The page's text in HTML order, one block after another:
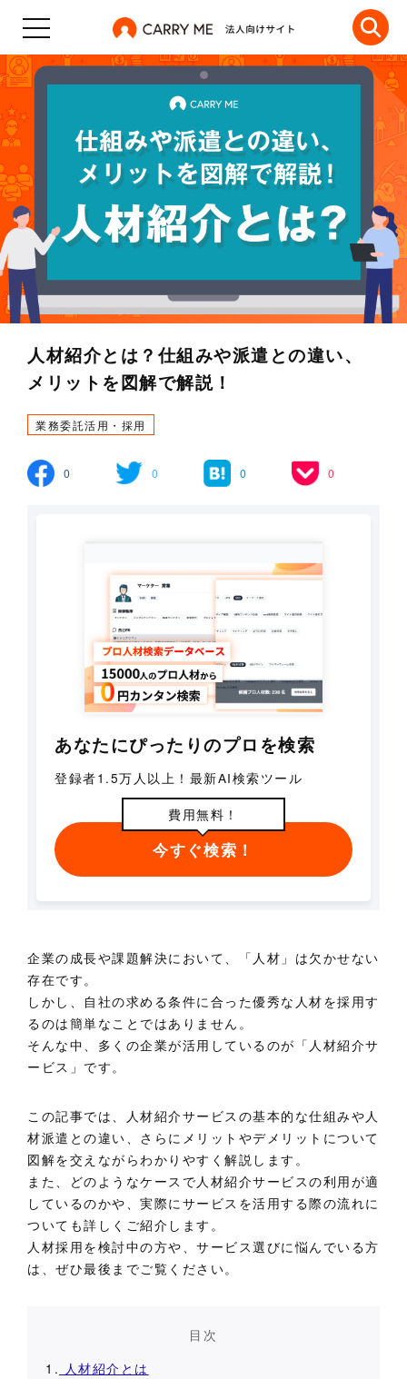
人材紹介とは？仕組みや派遣との違い、
メリットを図解で解説！
業務委託活用・採用
0 0 0 0
あなたにぴったりのプロを検索
登録者1.5万人以上！最新AI検索ツール
費用無料！
今すぐ検索！
企業の成長や課題解決において、「人材」は欠かせない
存在です。
しかし、自社の求める条件に合った優秀な人材を採用す
るのは簡単なことではありません。
そんな中、多くの企業が活用しているのが「人材紹介サ
ービス」です。
この記事では、人材紹介サービスの基本的な仕組みや人
材派遣との違い、さらにメリットやデメリットについて
図解を交えながらわかりやすく解説します。
また、どのようなケースで人材紹介サービスの利用が適
しているのかや、実際にサービスを活用する際の流れに
ついても詳しくご紹介します。
人材採用を検討中の方や、サービス選びに悩んでいる方
は、ぜひ最後までご覧ください。
目次
1. 人材紹介とは